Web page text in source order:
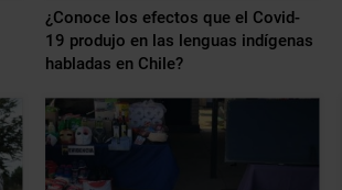
¿Conoce los efectos que el Covid-
19 produjo en las lenguas indígenas
habladas en Chile?